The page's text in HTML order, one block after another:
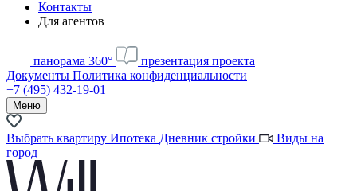
Контакты
Для агентов
панорама 360°
презентация проекта
Документы Политика конфиденциальности
+7 (495) 432-19-01
Меню
Выбрать квартиру Ипотека Дневник стройки
Виды на
город